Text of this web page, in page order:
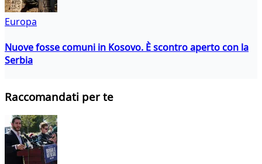
Europa
Nuove fosse comuni in Kosovo. È scontro aperto con la
Serbia
Raccomandati per te